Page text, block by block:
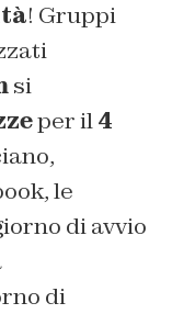
! Gruppi
si
per il4
le
di avvio
di